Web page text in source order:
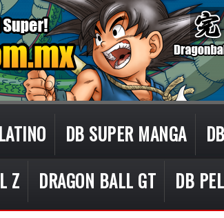
DB SUPER MANGA
Z DRAGON BALL GT
DB